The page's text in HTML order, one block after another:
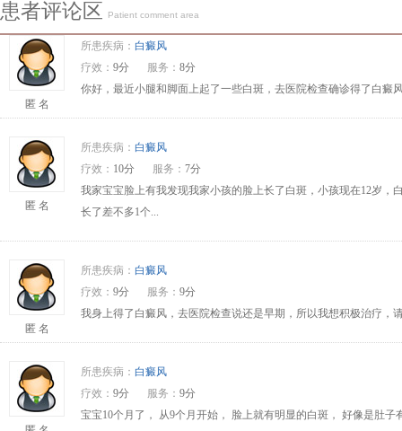
患者评论区 Patient comment area
匿 名
所患疾病： 白癜风
疗效： 9分 服务： 8分
你好，最近小腿和脚面上起了一些白斑，去医院检查确诊得了白
匿 名
所患疾病： 白癜风
疗效： 10分 服务： 7分
我家宝宝脸上有我发现我家小孩的脸上长了白斑，小孩现在12岁
长了差不多1个...
匿 名
所患疾病： 白癜风
疗效： 9分 服务： 9分
我身上得了白癜风，去医院检查说还是早期，所以我想积极治疗，
所患疾病： 白癜风
疗效： 9分 服务： 9分
宝宝10个月了， 从9个月开始， 脸上就有明显的白斑， 好像是肚